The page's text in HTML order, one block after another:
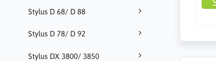
Stylus D 68/ D 88
Stylus D 78/ D 92
Stylus DX 3800/ 3850